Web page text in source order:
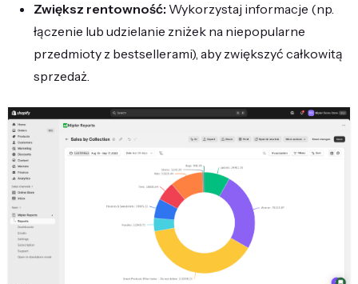
Zwiększ rentowność: Wykorzystaj informacje (np.
łączenie lub udzielanie zniżek na niepopularne
przedmioty z bestsellerami), aby zwiększyć całkowitą
sprzedaż.